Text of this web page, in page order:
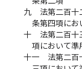
九
法第二百十
条第四項にお
十
法第二百十
項において準
十一
法第二百